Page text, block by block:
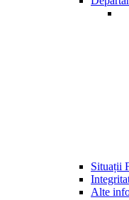
Situații
Alte